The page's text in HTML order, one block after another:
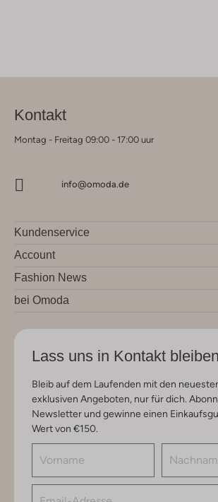
Kontakt
Montag - Freitag 09:00 - 17:00 uur
info@omoda.de
Kundenservice
Account
Fashion News
bei Omoda
Lass uns in Kontakt bleiben
Bleib auf dem Laufenden mit den
exklusiven Angeboten, nur für dich.
Newsletter und gewinne einen
Wert von €150.